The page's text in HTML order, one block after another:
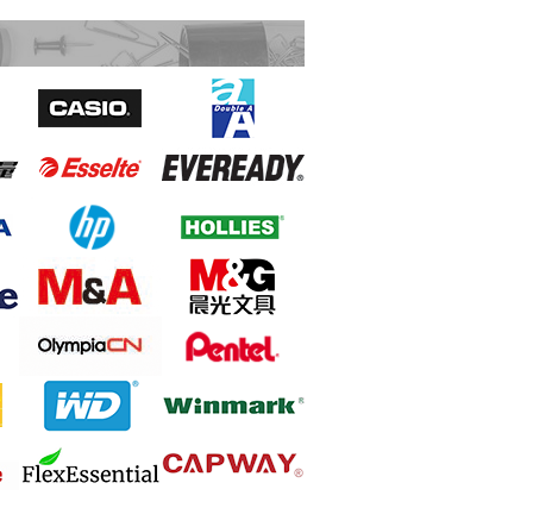
YHLO 新冠病毒抗原快速檢測試劑盒
Ideal 2265 條狀碎紙機 4亳米 8-9張